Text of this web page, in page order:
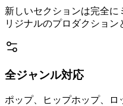
新しいセクションは完全
リジナルのプロダクション
全ジャンル対応
ポップ、ヒップホップ、ロ